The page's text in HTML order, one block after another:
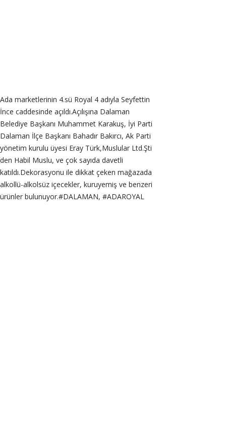
Ada marketlerinin 4.sü Royal 4 adıyla Seyfettin
İnce caddesinde açıldı.Açılışına Dalaman
Belediye Başkanı Muhammet Karakuş, İyi Parti
Dalaman İlçe Başkanı Bahadır Bakırcı, Ak Parti
yönetim kurulu üyesi Eray Türk,Muslular Ltd.Şti
den Habil Muslu, ve çok sayıda davetli
katıldı.Dekorasyonu ile dikkat çeken mağazada
alkollü-alkolsüz içecekler, kuruyemiş ve benzeri
ürünler bulunuyor.#DALAMAN, #ADAROYAL